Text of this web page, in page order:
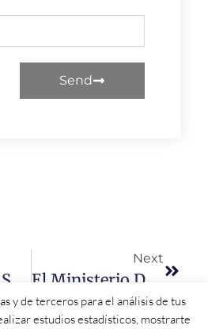
Send
Next
El Ministerio De Sanidad Crea El Observatorio Contra El Fraude Y La Corrupción Sanitaria
y de terceros para el análisis de tus
estudios estadísticos, mostrarte